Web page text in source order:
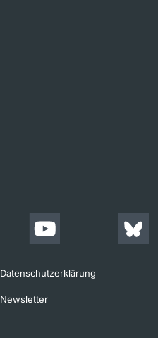
Datenschutzerklärung
Newsletter